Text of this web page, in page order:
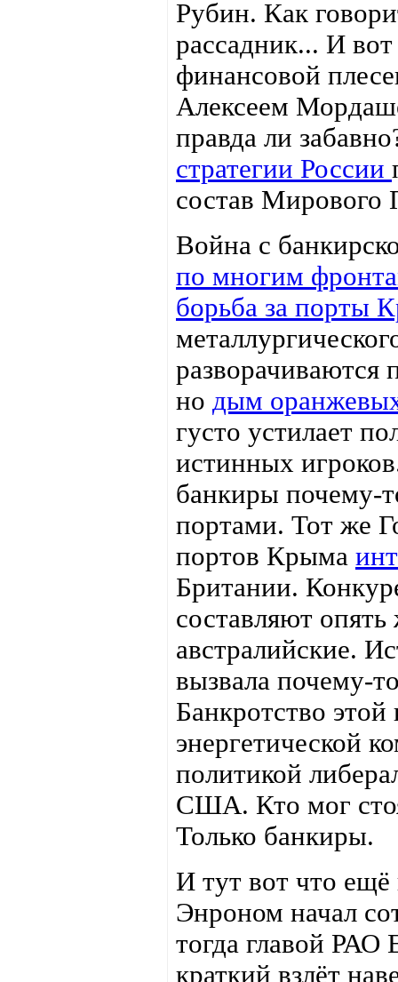
Рубин. Как
рассадник... И вот
финансовой
Алексеем
правда ли
стратегии России
состав Мирового
Война с
по многим
борьба за порты
разворачиваются
но дым
густо устилает
истинных
банкиры почему-
портами. Тот же
портов Крыма
Британии.
составляют
австралийские.
вызвала почему-
Банкротство
энергетической
политикой
США. Кто мог
Только банкиры.
И тут вот что
Энроном начал
тогда главой
краткий взлёт